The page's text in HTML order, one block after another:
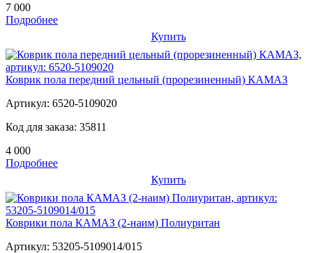
7 000
Подробнее
Купить
Коврик пола передний цельный (прорезиненный) КАМАЗ
Артикул: 6520-5109020
Код для заказа: 35811
4 000
Подробнее
Купить
Коврики пола КАМАЗ (2-наим) Полиуритан
Артикул: 53205-5109014/015